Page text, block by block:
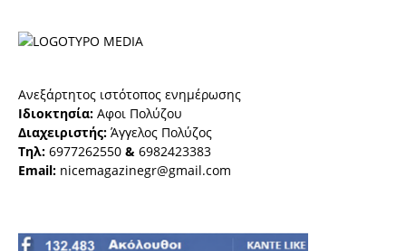
Ανεξάρτητος ιστότοπος ενημέρωσης
Ιδιοκτησία: Αφοι Πολύζου
Διαχειριστής: Άγγελος Πολύζος
Τηλ: 6977262550 & 6982423383
Email: nicemagazinegr@gmail.com